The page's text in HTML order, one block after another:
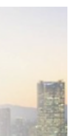
- 맞벌이가구 :
등 = 근로소득
소득 총 수입
간 소득금 합